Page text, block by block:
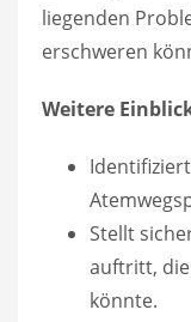
liegenden
erschweren
Weitere
Stellt
auftritt,
könnte.